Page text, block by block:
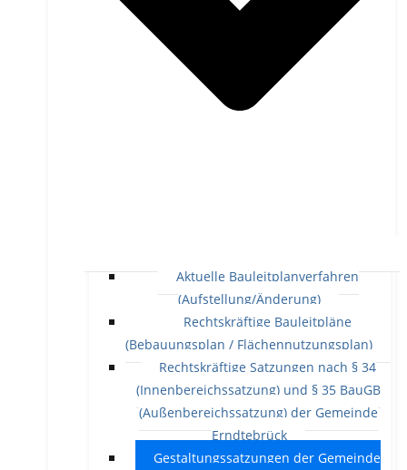
Aktuelle Bauleitplanverfahren
(Aufstellung/Änderung)
Rechtskräftige Bauleitpläne
(Bebauungsplan / Flächennutzungsplan)
Rechtskräftige Satzungen nach § 34
(Innenbereichssatzung) und § 35 BauGB
(Außenbereichssatzung) der Gemeinde
Erndtebrück
Gestaltungssatzungen der Gemeinde